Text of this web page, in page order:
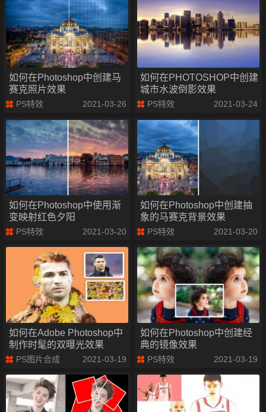
如何在Photoshop中创建马
赛克照片效果
2021-03-26
PS特效
如何在PHOTOSHOP中创建
城市水波倒影效果
2021-03-24
PS特效
如何在Photoshop中使用渐
变映射红色夕阳
2021-03-20
PS特效
如何在Photoshop中创建抽
象的马赛克背景效果
2021-03-20
PS特效
如何在Adobe Photoshop中
制作时髦的双曝光效果
2021-03-19
PS图片合成
如何在Photoshop中创建经
典的镜像效果
2021-03-19
PS特效